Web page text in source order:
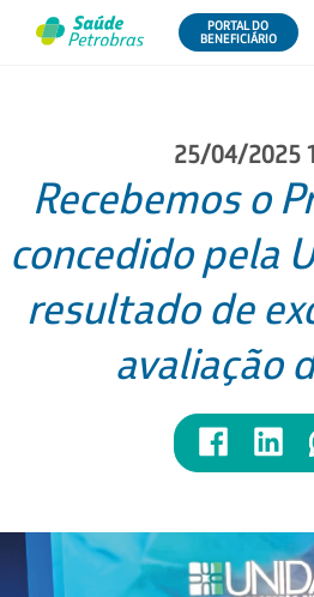
PORTAL DO
BENEFICIÁRIO
25/04/2025
Recebemos o
concedido pela
resultado de
avaliação